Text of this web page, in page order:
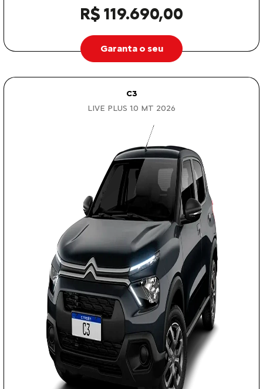
R$ 119.690,00
Garanta o seu
C3
LIVE PLUS 1.0 MT 2026